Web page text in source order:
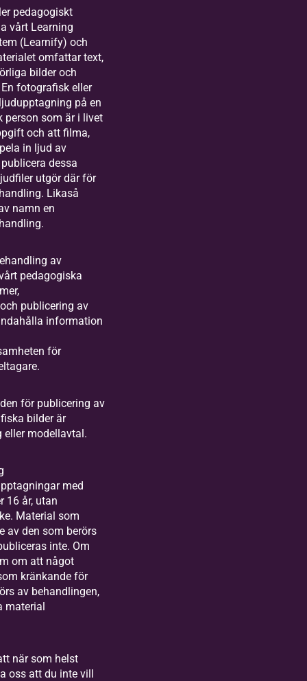
pedagogiskt
vårt Learning
(Learnify) och
omfattar text,
bilder och
fotografisk eller
på en
person som är i livet
och att filma,
in ljud av
dessa
utgör där för
Likaså
namn en
av
pedagogiska
publicering av
information
för
för publicering av
bilder är
eller modellavtal.
med
16 år, utan
Material som
av den som berörs
inte. Om
om att något
kränkande för
av behandlingen,
material
när som helst
oss att du inte vill